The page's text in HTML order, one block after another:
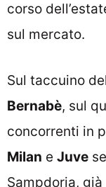
corso
sul mercato.
Sul taccuino
Bernabè, sul
concorrenti in
Milan e Juve
Sampdoria,